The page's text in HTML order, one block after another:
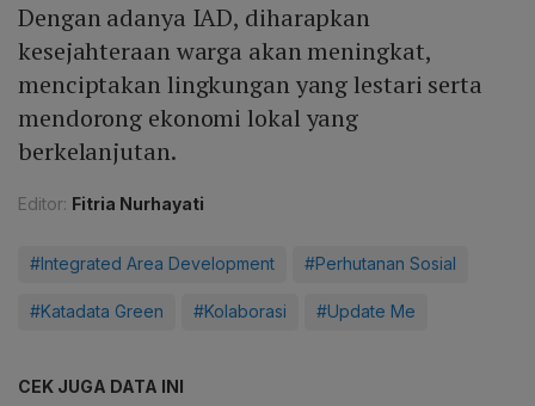
Dengan adanya IAD, diharapkan
kesejahteraan warga akan meningkat,
menciptakan lingkungan yang lestari serta
mendorong ekonomi lokal yang
berkelanjutan.
Editor: Fitria Nurhayati
#Integrated Area Development #Perhutanan Sosial
#Katadata Green #Kolaborasi #Update Me
CEK JUGA DATA INI